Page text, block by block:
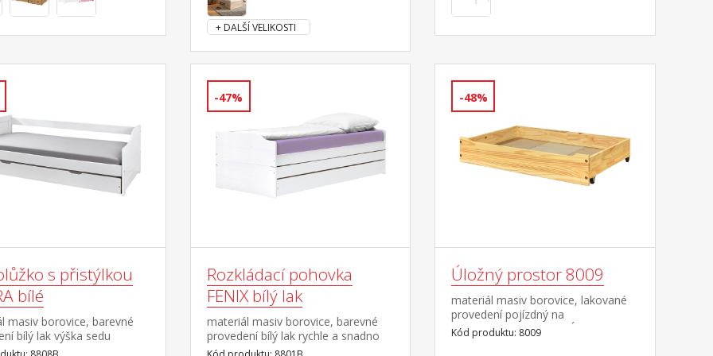
otevřené police 44,5 cm
+ DALŠÍ VELIKOSTI
s přistýlkou
bílé
masiv borovice, barevné
bílý lak výška sedu
cm dřevěné laťkové
-47%
Rozkládací pohovka
FENIX bílý lak
materiál masiv borovice, barevné
provedení bílý lak rychle a snadno
rozložitelná na dvě nebo tři
-48%
Úložný prostor 8009
materiál masiv borovice, lakované
provedení pojízdný na
kolečkách POUZE SUDÝ
POČET! Úložný prostor 8009 je kvůli
Kód produktu: 8009